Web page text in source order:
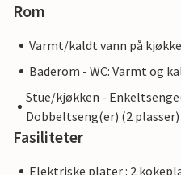
Rom
Varmt/kaldt vann på
Baderom - WC: Varmt og
Stue/kjøkken -
Dobbeltseng(er) (2 plasser)
Fasiliteter
Elektriske plater : 2